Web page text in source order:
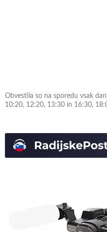
Obvestila so na sporedu vsak
10:20, 12:20, 13:30 in 16:30,